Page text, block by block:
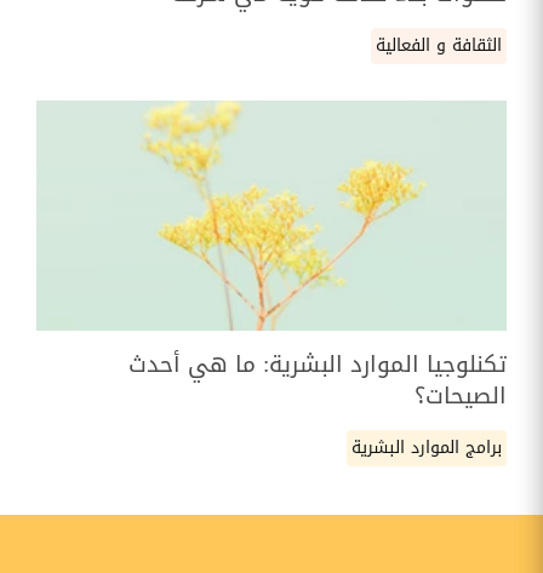
الثقافة و الفعالية
تكنلوجيا الموارد البشرية: ما هي أحدث
الصيحات؟
برامج الموارد البشرية